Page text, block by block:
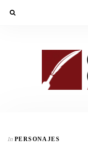
In PERSONAJES